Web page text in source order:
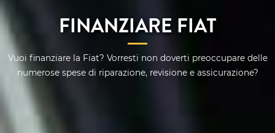
FINANZIARE FIAT
Vuoi finanziare la Fiat? Vorresti non doverti preoccupare delle
numerose spese di riparazione, revisione e assicurazione?